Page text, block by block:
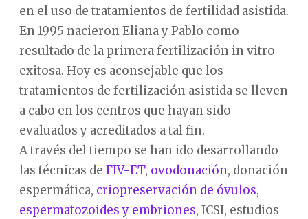
en el uso de tratamientos de fertilidad asistida.
En 1995 nacieron Eliana y Pablo como
resultado de la primera fertilización in vitro
exitosa. Hoy es aconsejable que los
tratamientos de fertilización asistida se lleven
a cabo en los centros que hayan sido
evaluados y acreditados a tal fin.
A través del tiempo se han ido desarrollando
las técnicas de FIV-ET, ovodonación, donación
espermática, criopreservación de óvulos,
espermatozoides y embriones, ICSI, estudios